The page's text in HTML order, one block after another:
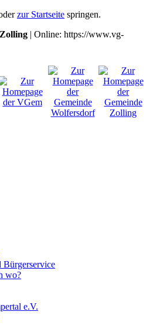
zur Startseite springen.
| Online: https://www.vg-
Bürgerservice
wo?
e.V.